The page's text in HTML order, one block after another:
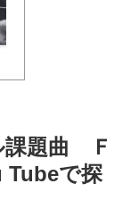
課題曲 Ｆ
で探